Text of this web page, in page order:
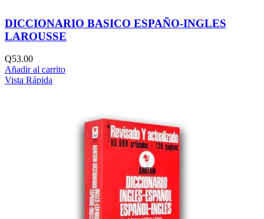
DICCIONARIO BASICO ESPAÑO-INGLES
LAROUSSE
Q53.00
Añadir al carrito
Vista Rápida